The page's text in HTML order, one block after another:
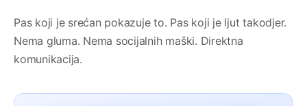
Pas koji je srećan pokazuje to. Pas koji je ljut takodjer.
Nema gluma. Nema socijalnih maški. Direktna
komunikacija.